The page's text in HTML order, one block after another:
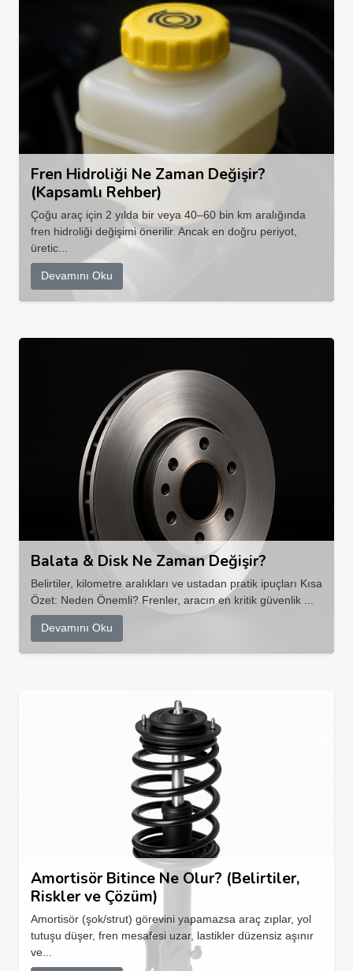
Fren Hidroliği Ne Zaman Değişir?
(Kapsamlı Rehber)
Çoğu araç için 2 yılda bir veya 40–60 bin km aralığında
fren hidroliği değişimi önerilir. Ancak en doğru periyot,
üretic...
Devamını Oku
Balata & Disk Ne Zaman Değişir?
Belirtiler, kilometre aralıkları ve ustadan pratik ipuçları Kısa
Özet: Neden Önemli? Frenler, aracın en kritik güvenlik ...
Devamını Oku
Amortisör Bitince Ne Olur? (Belirtiler,
Riskler ve Çözüm)
Amortisör (şok/strut) görevini yapamazsa araç zıplar, yol
tutuşu düşer, fren mesafesi uzar, lastikler düzensiz aşınır
ve...